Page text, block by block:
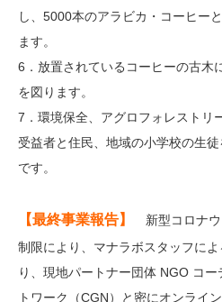
し、5000本のアラビカ・コーヒー
ます。
6．放置されているコーヒーの古木
を図ります。
7．環境保全、アグロフォレストリ
受益者と住民、地域の小学校の生
です。
【最終事業報告】
新型コロナウ
制限により、マナラボスタッフに
り、現地パートナー団体 NGO コ
トワーク（CGN）と密にオンライ